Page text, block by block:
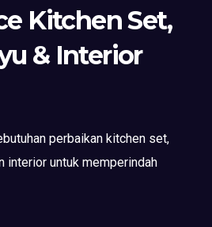
Kitchen Set,
& Interior
perbaikan kitchen set,
interior untuk memperindah